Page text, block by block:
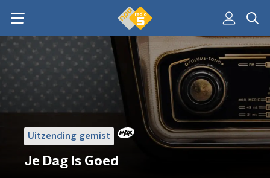
Uitzending gemist
Je Dag Is Goed